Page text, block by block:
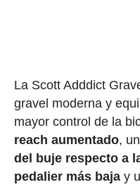
La Scott Adddict
gravel moderna y
mayor control de la
reach aumentado, un
del buje respecto a
pedalier más bajay